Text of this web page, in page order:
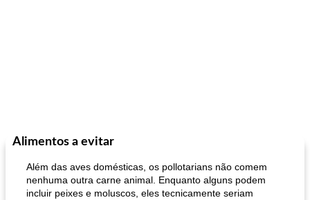
Alimentos a evitar
Além das aves domésticas, os pollotarians não comem
nenhuma outra carne animal. Enquanto alguns podem
incluir peixes e moluscos, eles tecnicamente seriam